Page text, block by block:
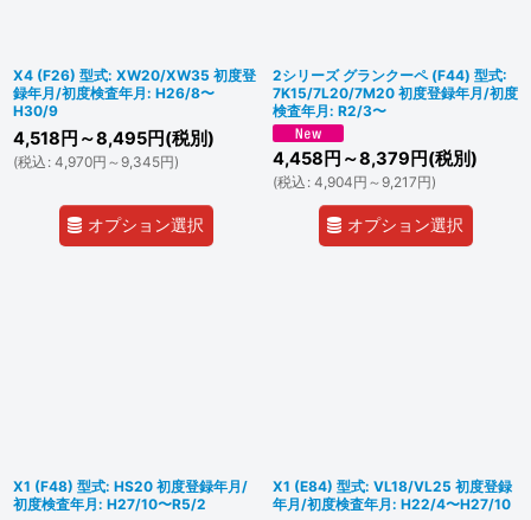
X4 (F26) 型式: XW20/XW35 初度登
録年月/初度検査年月: H26/8〜
H30/9
4,518 円 ～8,495円(税別)
(税込 : 4,970円 ～9,345円)
オプション選択
2シリーズ グランクーペ (F44) 型式:
7K15/7L20/7M20 初度登録年月/初度
検査年月: R2/3〜
4,458 円 ～8,379 円(税別)
(税込 : 4,904円 ～9,217円)
オプション選択
X1 (F48) 型式: HS20 初度登録年月/
初度検査年月: H27/10〜R5/2
X1 (E84) 型式: VL18/VL25 初度登録
年月/初度検査年月: H22/4〜H27/10